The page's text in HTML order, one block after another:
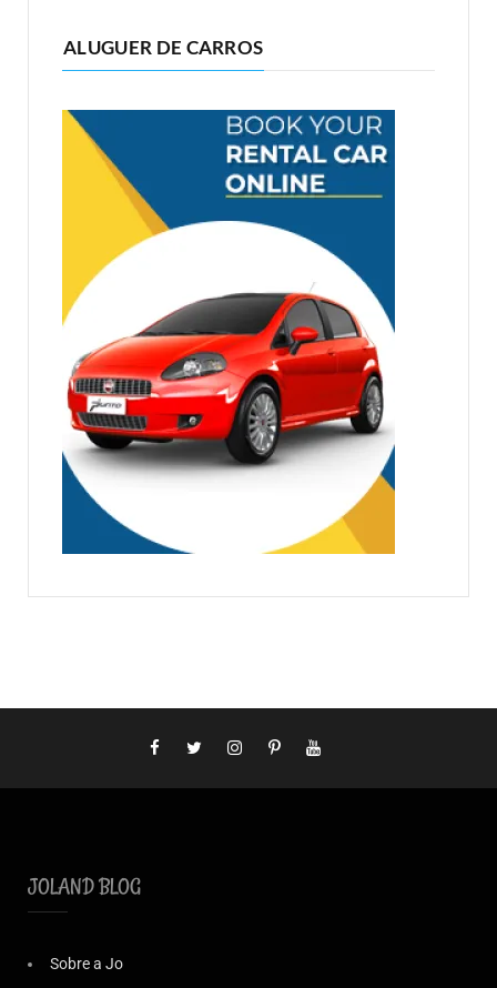
ALUGUER DE CARROS
JOLAND BLOG
Sobre a Jo